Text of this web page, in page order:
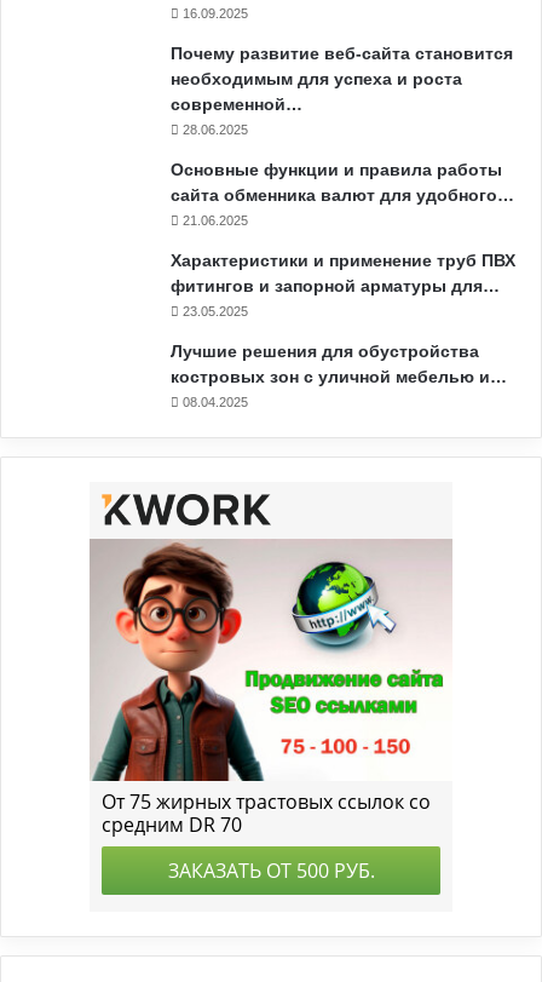
16.09.2025
Почему развитие веб-сайта становится
необходимым для успеха и роста
современной…
28.06.2025
Основные функции и правила работы
сайта обменника валют для удобного…
21.06.2025
Характеристики и применение труб ПВХ
фитингов и запорной арматуры для…
23.05.2025
Лучшие решения для обустройства
костровых зон с уличной мебелью и…
08.04.2025